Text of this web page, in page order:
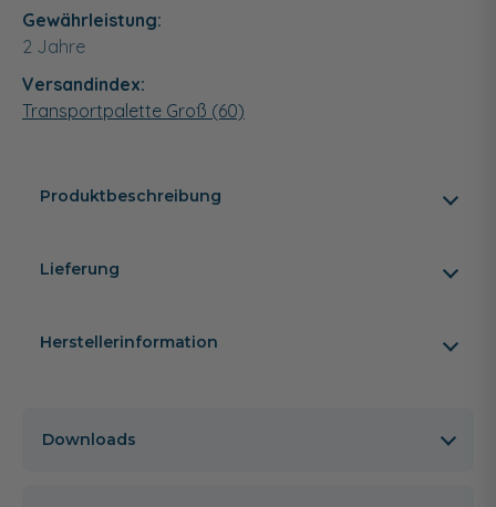
Gewährleistung:
2 Jahre
Versandindex:
Transportpalette Groß (60)
Produktbeschreibung
Lieferung
Herstellerinformation
Downloads